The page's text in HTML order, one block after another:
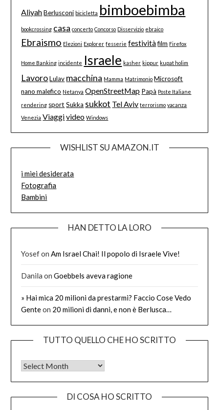
Aliyah Berlusconi bicicletta bimboebimba
bookcrossing casa concerto Concorso Disservizio ebraico
Ebraismo Elezioni Explorer fesserie festività film Firefox
Home Banking incidente Israele kasher kippur kupat holim
Lavoro Lulav macchina Mamma Matrimonio Microsoft
nano malefico Netanya OpenStreetMap Papà Poste Italiane
rendering sport Sukka sukkot Tel Aviv terrorismo vacanza
Venezia Viaggivideo Windows
WISHLIST SU AMAZON.IT
i miei desiderata
Fotografia
Bambini
HAN DETTO LA LORO
Yosefon Am Israel Chai! Il popolo di Israele Vive!
Danila onGoebbels aveva ragione
» Hai mica 20 milioni da prestarmi? Faccio Cose Vedo
Genteon 20 milioni di danni, e non è Berlusca…
TUTTO QUELLO CHE HO SCRITTO
Tutto quello che ho scritto
DI COSA HO SCRITTO